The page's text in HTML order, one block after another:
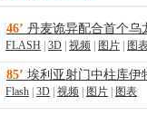
46’ 丹麦诡异配合首个乌
FLASH 3D 视频 图片 图
85’ 埃利亚射门中柱库伊
Flash 3D 视频 图片 图表